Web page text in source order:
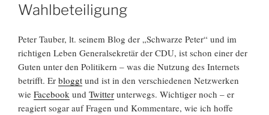
Wahlbeteiligung
Peter Tauber, lt. seinem Blog der „Schwarze Peter“ und im
richtigen Leben Generalsekretär der CDU, ist schon einer der
Guten unter den Politikern – was die Nutzung des Internets
betrifft. Er bloggt und ist in den verschiedenen Netzwerken
wie Facebook und Twitter unterwegs. Wichtiger noch – er
reagiert sogar auf Fragen und Kommentare, wie ich hoffe